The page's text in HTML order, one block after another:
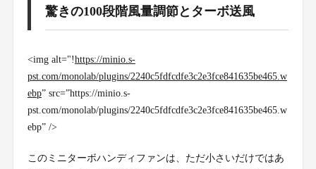
驚きの100段階風量調節とターボ送風
<img alt="!https://minio.s-
pst.com/monolab/plugins/2240c5fdfcdfe3c2e3fce841635be465.w
ebp” src=”https://minio.s-
pst.com/monolab/plugins/2240c5fdfcdfe3c2e3fce841635be465.w
ebp” />
このミニターボハンディファンは、ただ小さいだけではあ